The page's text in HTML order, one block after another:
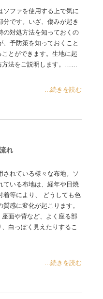
ソファを使用する上で気に
分です。いざ、傷みが起き
の対処方法を知っておくの
、予防策を知っておくこと
とができます。生地に起
方法をご説明します。……
...続きを読む
れ
されている様々な布地。ソ
ている布地は、経年や日焼
着等により、 どうしても色
質感に変化が起こります。
面や背など、よく座る部
白っぽく見えたりするこ
...続きを読む